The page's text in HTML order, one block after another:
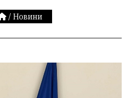
/ Новини